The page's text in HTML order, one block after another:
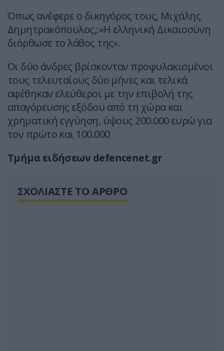
Όπως ανέφερε ο δικηγόρος τους, Μιχάλης
Δημητρακόπουλος,:«Η ελληνική Δικαιοσύνη
διόρθωσε το λάθος της».
Οι δύο άνδρες βρίσκονταν προφυλακισμένοι
τους τελευταίους δύο μήνες και τελικά
αφέθηκαν ελεύθεροι με την επιβολή της
απαγόρευσης εξόδου από τη χώρα και
χρηματική εγγύηση, ύψους 200.000 ευρώ για
τον πρώτο και 100.000
Τμήμα ειδήσεων defencenet.gr
ΣΧΟΛΙΑΣΤΕ ΤΟ ΑΡΘΡΟ